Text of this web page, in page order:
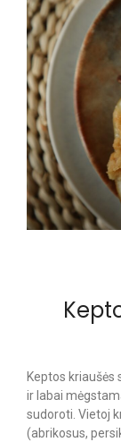
Keptos kriaušės
ir labai
sudoroti. Vietoj
(abrikosus,